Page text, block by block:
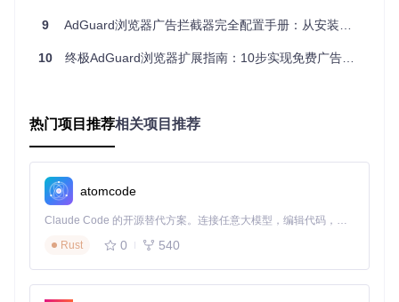
"screen" : {
"height"
1080,
"language" : "en-US"
}
后，指纹唯一性评分从98.7%降至62.3%，显著降低了被追踪
的风险。
9 AdGuard浏览器广告拦截器完全配置手册：从安装到精通
10 终极AdGuard浏览器扩展指南：10步实现免费广告拦截与隐私保护
热门项目推荐相关项目推荐
atomcode
Claude Code 的开源替代方案。连接任意大模型，编辑代码，运行命令，自动验证 — 全自动执行。用 Rust 构建，极致性能。 ｜ An open-source alternative to Claude Code. Connect any LLM, edit code, run commands, and verify changes — autonomously. Built in Rust for speed. Get Started
Rust
0 540